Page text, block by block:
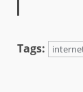
Tags: